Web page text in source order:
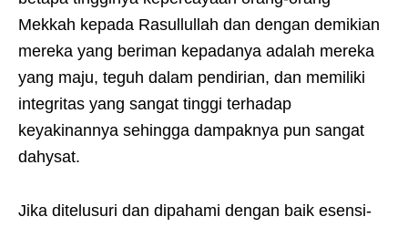
Mekkah kepada Rasullullah dan dengan demikian
mereka yang beriman kepadanya adalah mereka
yang maju, teguh dalam pendirian, dan memiliki
integritas yang sangat tinggi terhadap
keyakinannya sehingga dampaknya pun sangat
dahysat.
Jika ditelusuri dan dipahami dengan baik esensi-